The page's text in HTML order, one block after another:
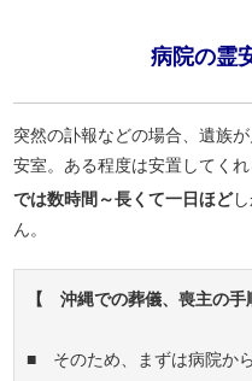
病院の霊
突然の訃報などの場合、遺族
安室。ある程度は安置してく
では数時間～長くて一日ほど
ん。
【 沖縄での葬儀、喪主の
■ そのため、まずは病院から